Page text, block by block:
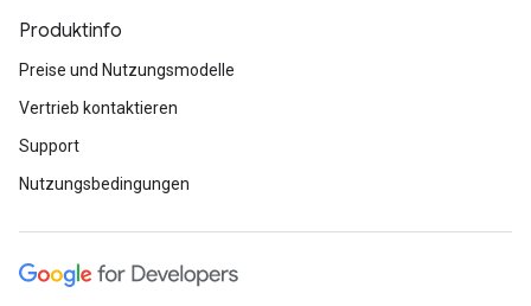
Produktinfo
Preise und Nutzungsmodelle
Vertrieb kontaktieren
Support
Nutzungsbedingungen